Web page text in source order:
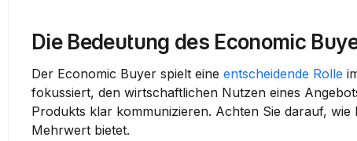
Die Bedeutung des Economic
Der Economic Buyer spielt eine entscheidende Rolle
fokussiert, den wirtschaftlichen Nutzen eines
Produkts klar kommunizieren. Achten Sie darauf,
Mehrwert bietet.